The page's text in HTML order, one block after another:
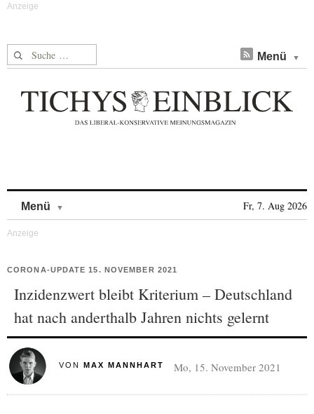
Suche nach: Menü
Menü Fr, 7. Aug 2026
CORONA-UPDATE 15. NOVEMBER 2021
Inzidenzwert bleibt Kriterium – Deutschland
hat nach anderthalb Jahren nichts gelernt
VON MAX MANNHART Mo, 15. November 2021